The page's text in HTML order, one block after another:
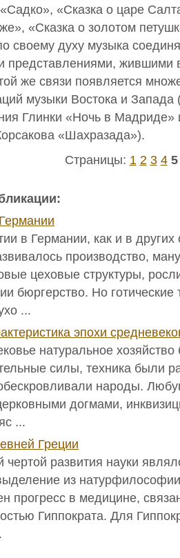
«Сказка о царе
«Сказка о золотом
своему духу музыка
представлениями, жившими
же связи появляется
музыки Востока и
Глинки «Ночь в Мадриде»
«Шахразада»).
Страницы: 1 2 3 4 5
в Германии, как и в
производство,
цеховые структуры,
бюргерство. Но готические
...
эпохи
натуральное
силы, техника были
народы.
догмами,
...
Греции
развития науки
из
прогресс в медицине,
Гиппократа. Для